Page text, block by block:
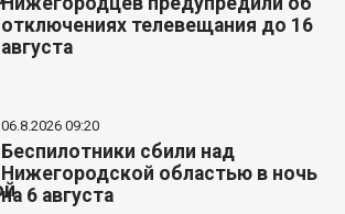
отключениях телевещания до 16
августа
06.8.2026 09:20
Беспилотники сбили над
Нижегородской областью в ночь
на 6 августа